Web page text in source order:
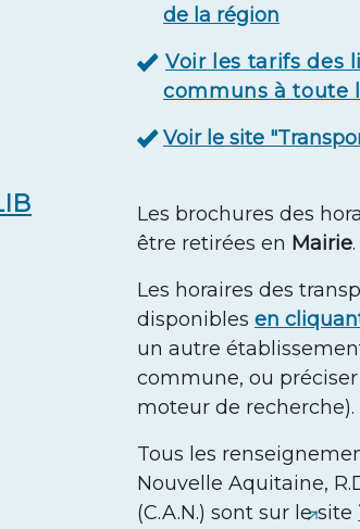
de la région
Voir les tarifs des
communs à toute
Voir le site
Les brochures des
être retirées en Mairie.
Les horaires des
disponibles en
un autre
commune, ou
moteur de recherche).
Tous les
Nouvelle Aquitaine,
(C.A.N.) sont sur le site